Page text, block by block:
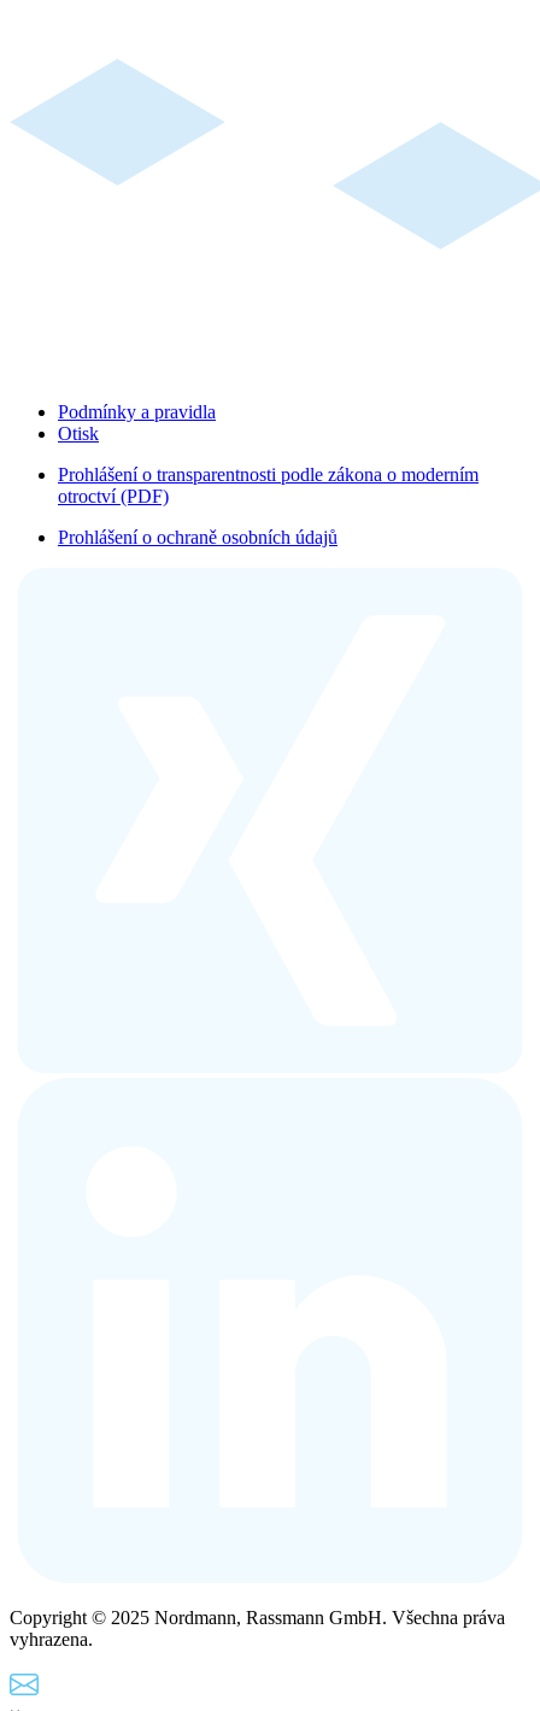
Podmínky a pravidla
Otisk
Prohlášení o transparentnosti podle zákona o moderním
otroctví (PDF)
Prohlášení o ochraně osobních údajů
Copyright © 2025 Nordmann, Rassmann GmbH. Všechna práva
vyhrazena.